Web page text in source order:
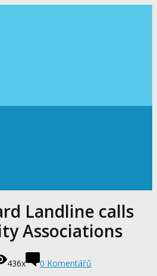
Landline calls
Associations
436x
0 Komentářů